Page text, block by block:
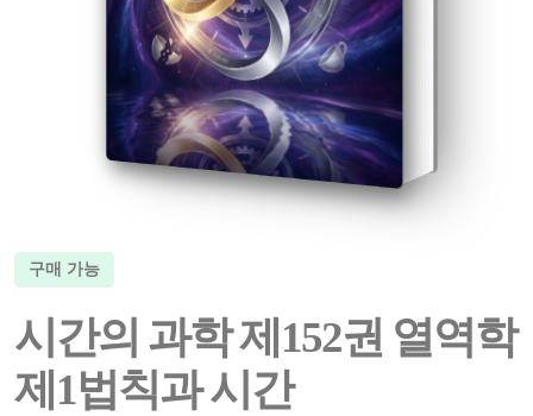
구매 가능
시간의 과학 제152권 열역학
제1법칙과 시간